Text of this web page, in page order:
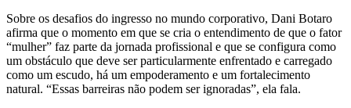
Sobre os desafios do ingresso no mundo corporativo, Dani Botaro
afirma que o momento em que se cria o entendimento de que o fator
“mulher” faz parte da jornada profissional e que se configura como
um obstáculo que deve ser particularmente enfrentado e carregado
como um escudo, há um empoderamento e um fortalecimento
natural. “Essas barreiras não podem ser ignoradas”, ela fala.